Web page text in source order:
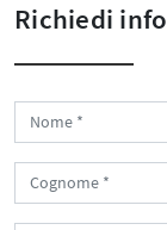
Richiedi